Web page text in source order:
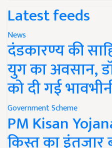
Latest feeds
News
दंडकारण्य की
युग का अवसान,
को दी गई
Government Scheme
PM Kisan
किस्त का